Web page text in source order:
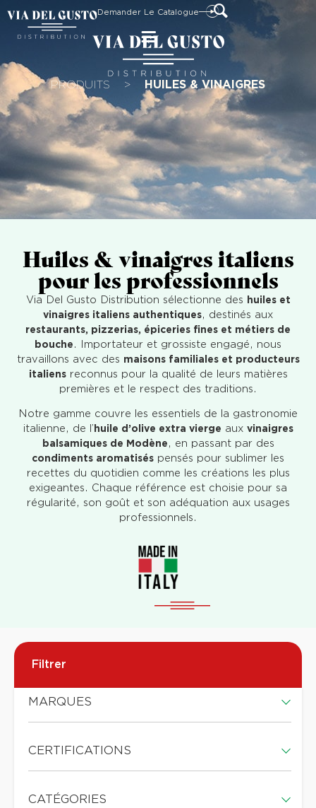
Demander Le Catalogue
PRODUITS > HUILES & VINAIGRES
Huiles & vinaigres italiens
pour les professionnels
Via Del Gusto Distribution sélectionne des huiles et
vinaigres italiens authentiques, destinés aux
restaurants, pizzerias, épiceries fines et métiers de
bouche. Importateur et grossiste engagé, nous
travaillons avec des maisons familiales et producteurs
italiensreconnus pour la qualité de leurs matières
premières et le respect des traditions.
Notre gamme couvre les essentiels de la gastronomie
italienne, de l’ huile d’olive extra vierge aux vinaigres
balsamiques de Modène, en passant par des
condiments aromatisés pensés pour sublimer les
recettes du quotidien comme les créations les plus
exigeantes. Chaque référence est choisie pour sa
régularité, son goût et son adéquation aux usages
professionnels.
Filtrer
MARQUES
CERTIFICATIONS
CATÉGORIES